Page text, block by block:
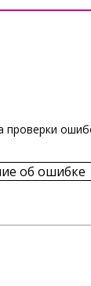
проверки
об ошибке